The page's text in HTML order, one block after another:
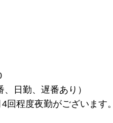
、日勤、遅番あり）
回程度夜勤がございます